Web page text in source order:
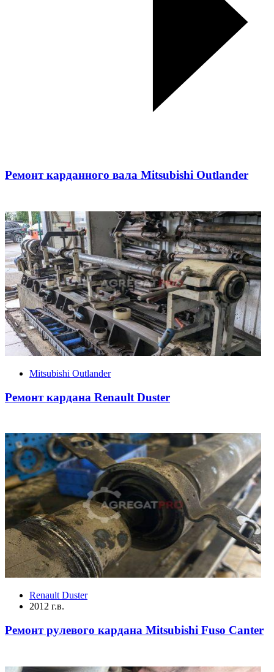
Ремонт карданного вала Mitsubishi Outlander
Mitsubishi Outlander
Ремонт кардана Renault Duster
Renault Duster
2012 г.в.
Ремонт рулевого кардана Mitsubishi Fuso Canter